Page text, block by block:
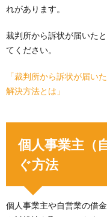
れがあります。
裁判所から訴状が届いた
てください。
「裁判所から訴状が届い
解決方法とは」
個人事業主（
ぐ方法
個人事業主や自営業の借